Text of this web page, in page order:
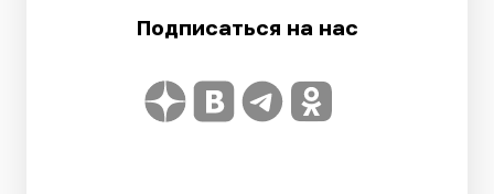
Подписаться на нас